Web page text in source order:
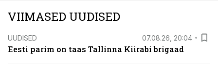
VIIMASED UUDISED
UUDISED 07.08.26, 20:04
Eesti parim on taas Tallinna Kiirabi brigaad